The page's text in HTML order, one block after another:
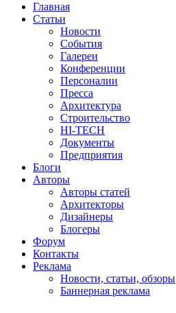
Главная
Статьи
Новости
События
Галереи
Конференции
Персоналии
Пресса
Архитектура
Строительство
HI-TECH
Документы
Предприятия
Блоги
Авторы
Авторы статей
Архитекторы
Дизайнеры
Блогеры
Форум
Контакты
Реклама
Новости, статьи, обзоры
Баннерная реклама